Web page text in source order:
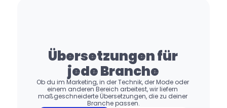
Übersetzungen für
jede Branche
Ob du im Marketing, in der Technik, der Mode oder
einem anderen Bereich arbeitest, wir liefern
maßgeschneiderte Übersetzungen, die zu deiner
Branche passen.